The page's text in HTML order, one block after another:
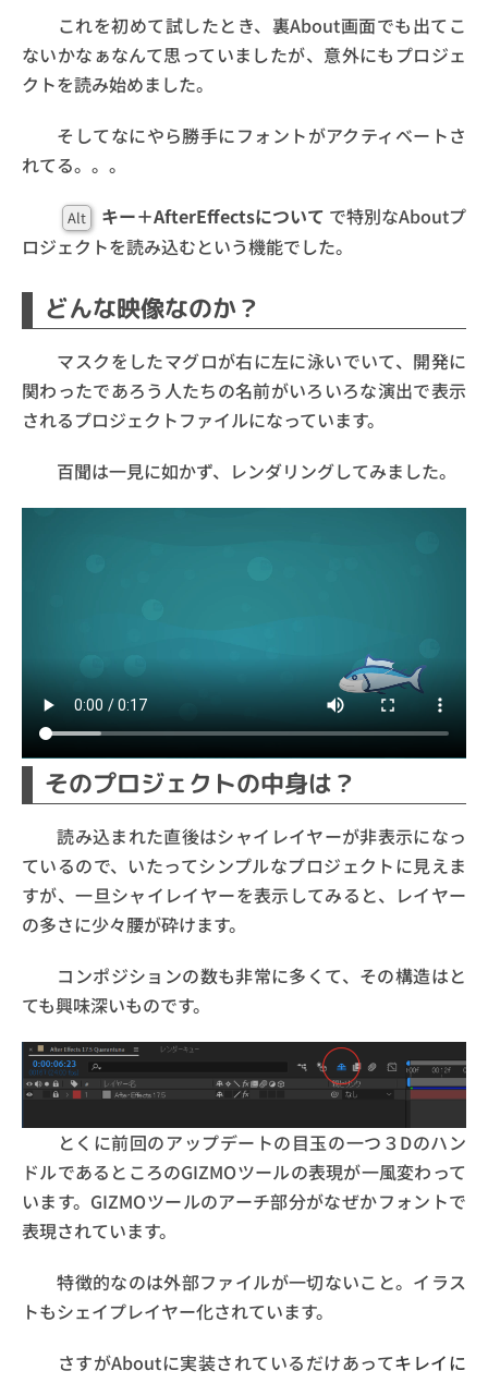
これを初めて試したとき、裏About画面でも出てこ
ないかなぁなんて思っていましたが、意外にもプロジェ
クトを読み始めました。
そしてなにやら勝手にフォントがアクティベートさ
れてる。。。
Alt キー＋AfterEffectsについて で特別なAboutプ
ロジェクトを読み込むという機能でした。
どんな映像なのか？
マスクをしたマグロが右に左に泳いでいて、開発に
関わったであろう人たちの名前がいろいろな演出で表示
されるプロジェクトファイルになっています。
百聞は一見に如かず、レンダリングしてみました。
そのプロジェクトの中身は？
読み込まれた直後はシャイレイヤーが非表示になっ
ているので、いたってシンプルなプロジェクトに見えま
すが、一旦シャイレイヤーを表示してみると、レイヤー
の多さに少々腰が砕けます。
コンポジションの数も非常に多くて、その構造はと
ても興味深いものです。
とくに前回のアップデートの目玉の一つ３Dのハン
ドルであるところのGIZMOツールの表現が一風変わって
います。GIZMOツールのアーチ部分がなぜかフォントで
表現されています。
特徴的なのは外部ファイルが一切ないこと。イラス
トもシェイプレイヤー化されています。
さすがAboutに実装されているだけあってキレイに